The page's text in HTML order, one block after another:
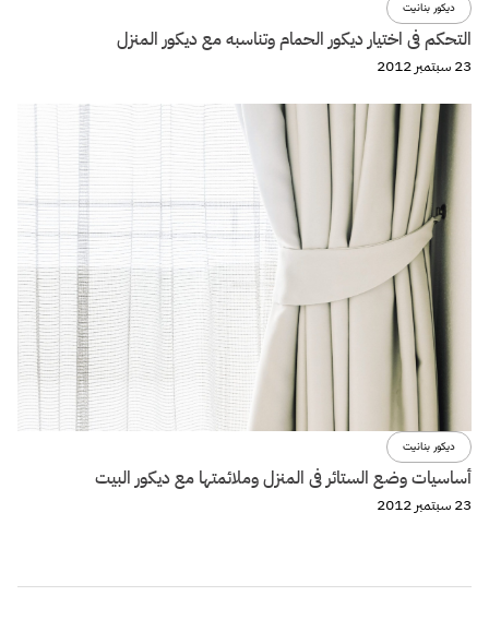
ديكور بنانيت
التحكم فى اختيار ديكور الحمام وتناسبه مع ديكور المنزل
23 سبتمبر 2012
ديكور بنانيت
أساسيات وضع الستائر فى المنزل وملائمتها مع ديكور البيت
23 سبتمبر 2012